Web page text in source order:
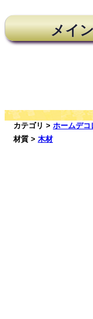
メイ
カテゴリ > ホームデコ
材質 > 木材